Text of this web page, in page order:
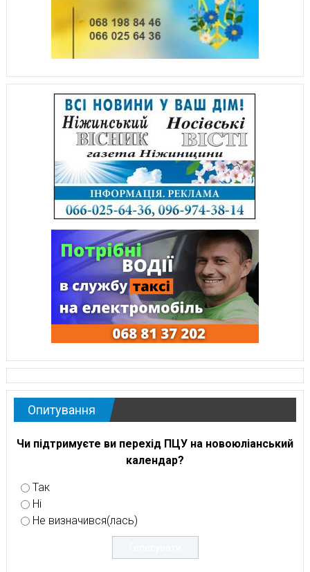
Опитування
Чи підтримуєте ви перехід ПЦУ на новоюліанський
календар?
Так
Ні
Не визначився(лась)